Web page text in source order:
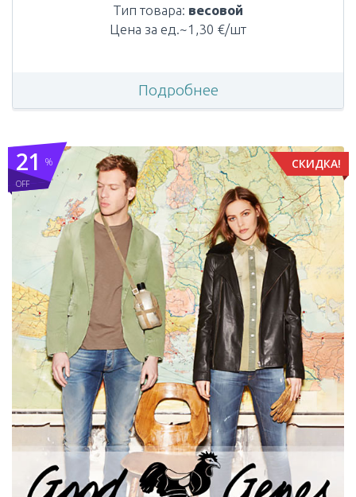
Тип товара: весовой
Цена за ед.~1,30 €/шт
Подробнее
СКИДКА!
%
OFF
21